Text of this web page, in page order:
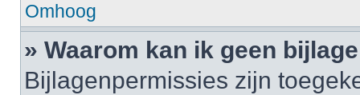
Omhoog
» Waarom kan ik geen
Bijlagenpermissies zijn